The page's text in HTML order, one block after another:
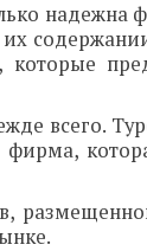
надежна
всего.
фирма,